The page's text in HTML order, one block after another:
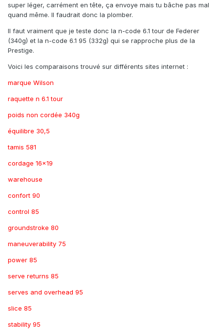
super léger, carrément en tête, ça envoye mais tu bâche pas mal
quand même. Il faudrait donc la plomber.
Il faut vraiment que je teste donc la n-code 6.1 tour de Federer
(340g) et la n-code 6.1 95 (332g) qui se rapproche plus de la
Prestige.
Voici les comparaisons trouvé sur différents sites internet :
marque Wilson
raquette n 6.1 tour
poids non cordée 340g
équilibre 30,5
tamis 581
cordage 16x19
warehouse
confort 90
control 85
groundstroke 80
maneuverability 75
power 85
serve returns 85
serves and overhead 95
slice 85
stability 95